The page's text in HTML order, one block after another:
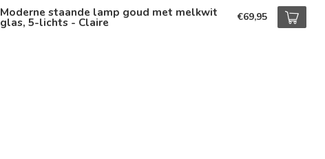
Moderne staande lamp goud met melkwit
glas, 5-lichts - Claire €69,95